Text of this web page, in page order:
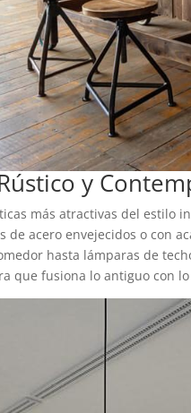
y
más atractivas del estilo
de acero envejecidos o con
hasta lámparas de
que fusiona lo antiguo con